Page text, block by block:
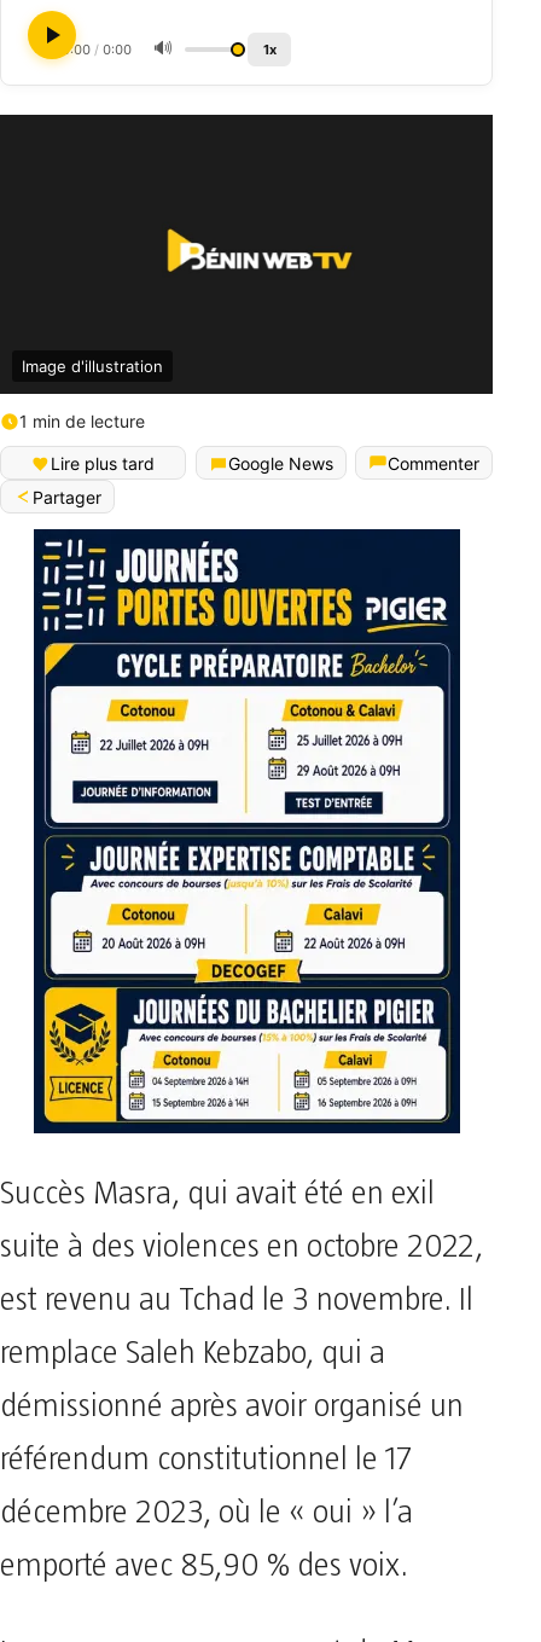
0:00 / 0:00 🔊 1x
Image d'illustration
1 min de lecture
Lire plus tard Google News
Commenter
Partager
Succès Masra, qui avait été en exil
suite à des violences en octobre 2022,
est revenu au Tchad le 3 novembre. Il
remplace Saleh Kebzabo, qui a
démissionné après avoir organisé un
référendum constitutionnel le 17
décembre 2023, où le « oui » l’a
emporté avec 85,90 % des voix.